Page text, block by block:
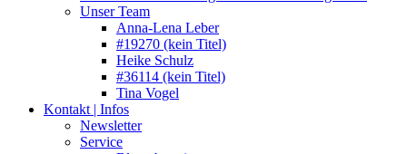
Unser Team
Anna-Lena Leber
#19270 (kein Titel)
Heike Schulz
#36114 (kein Titel)
Tina Vogel
Kontakt | Infos
Newsletter
Service